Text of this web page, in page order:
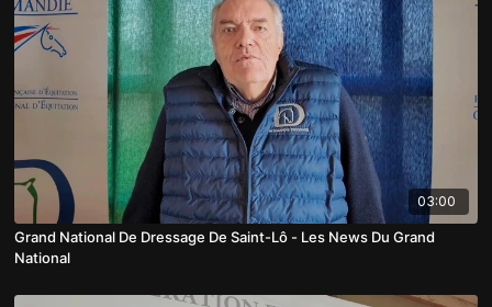
03:00
Grand National De Dressage De Saint-Lô - Les News Du Grand
National